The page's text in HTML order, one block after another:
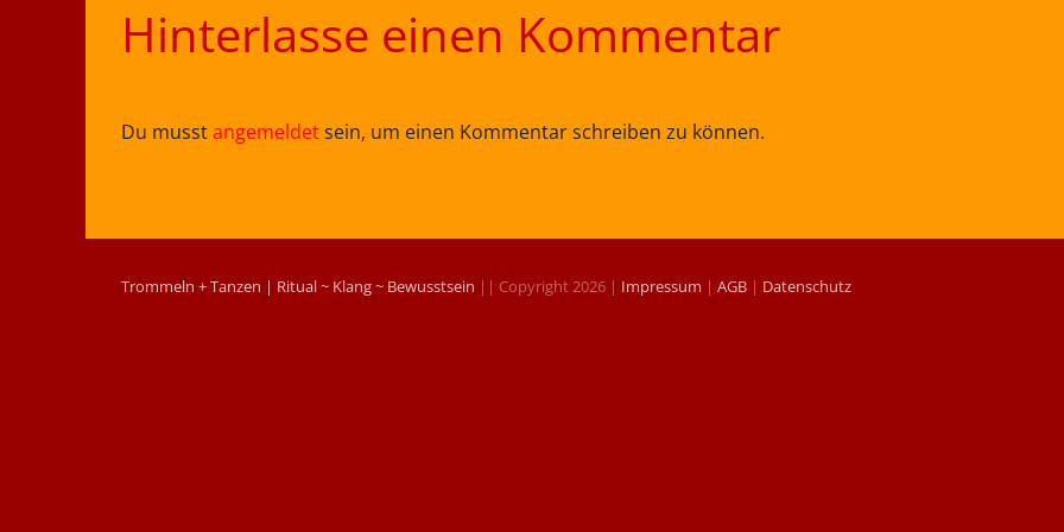
Hinterlasse einen Kommentar
Du musstangemeldetsein, um einen Kommentar schreiben zu können.
Trommeln + Tanzen | Ritual ~ Klang ~ Bewusstsein || Copyright 2026 | Impressum | AGB | Datenschutz